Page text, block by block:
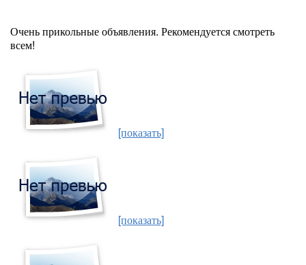
Очень прикольные объявления. Рекомендуется смотреть
всем!
[показать]
[показать]